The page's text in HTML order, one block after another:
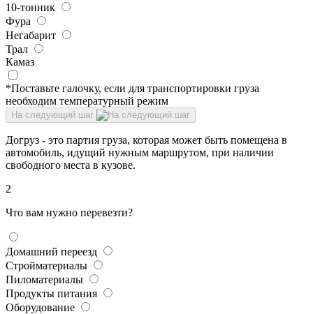
10-тонник
Фура
Негабарит
Трал
Камаз
*Поставьте галочку, если для транспортировки груза
необходим температурный режим
На следующий шаг
Догруз - это партия груза, которая может быть помещена в
автомобиль, идущий нужным маршрутом, при наличии
свободного места в кузове.
2
Что вам нужно перевезти?
Домашний переезд
Стройматериалы
Пиломатериалы
Продукты питания
Оборудование